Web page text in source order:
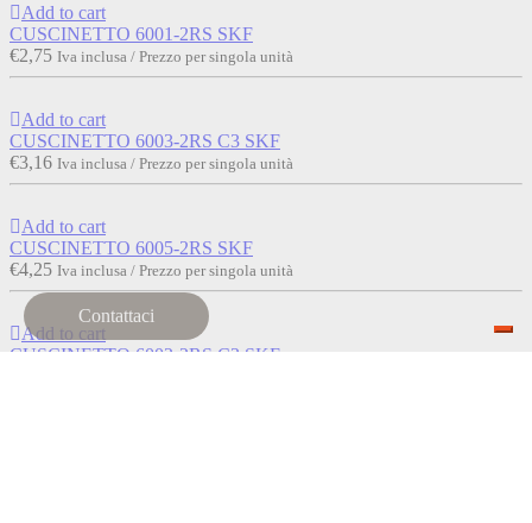
Add to cart
CUSCINETTO 6001-2RS SKF
€2,75 Iva inclusa / Prezzo per singola unità
Add to cart
CUSCINETTO 6003-2RS C3 SKF
€3,16 Iva inclusa / Prezzo per singola unità
Add to cart
CUSCINETTO 6005-2RS SKF
€4,25 Iva inclusa / Prezzo per singola unità
Add to cart
CUSCINETTO 6002-2RS C3 SKF
Contattaci